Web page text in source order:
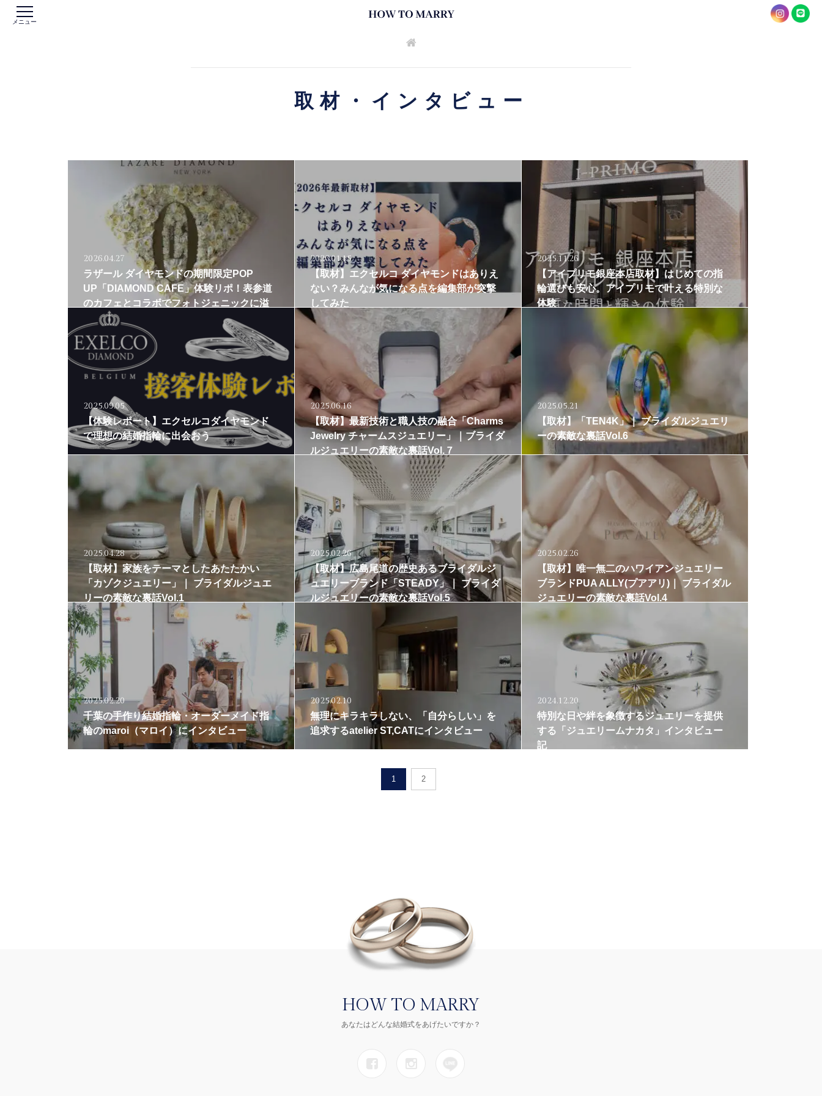
メニュー
取材・インタビュー
2026.04.27
ラザール ダイヤモンドの期間限定POP
UP「DIAMOND CAFE」体験リポ！表参道
のカフェとコラボでフォトジェニックに溢
れるひととき
2026.01.15
【取材】エクセルコ ダイヤモンドはありえ
ない？みんなが気になる点を編集部が突撃
してみた
2025.11.26
【アイプリモ銀座本店取材】はじめての指
輪選びも安心。アイプリモで叶える特別な
体験
2025.09.05
【体験レポート】エクセルコダイヤモンド
で理想の結婚指輪に出会おう
2025.06.16
【取材】最新技術と職人技の融合「Charms
Jewelry チャームスジュエリー」｜ブライダ
ルジュエリーの素敵な裏話Vol.７
2025.05.21
【取材】「TEN4K」｜ ブライダルジュエリ
ーの素敵な裏話Vol.6
2025.04.28
【取材】家族をテーマとしたあたたかい
「カゾクジュエリー」｜ ブライダルジュエ
リーの素敵な裏話Vol.1
2025.02.26
【取材】広島尾道の歴史あるブライダルジ
ュエリーブランド「STEADY」｜ ブライダ
ルジュエリーの素敵な裏話Vol.5
2025.02.26
【取材】唯一無二のハワイアンジュエリー
ブランドPUA ALLY(プアアリ)｜ ブライダル
ジュエリーの素敵な裏話Vol.4
2025.02.20
千葉の手作り結婚指輪・オーダーメイド指
輪のmaroi（マロイ）にインタビュー
2025.02.10
無理にキラキラしない、「自分らしい」を
追求するatelier ST,CATにインタビュー
2024.12.20
特別な日や絆を象徴するジュエリーを提供
する「ジュエリームナカタ」インタビュー
記
1 2
HOW TO MARRY
あなたはどんな結婚式をあげたいですか？